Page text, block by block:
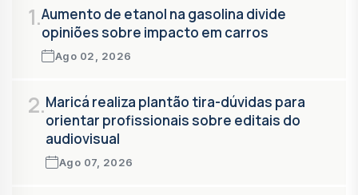
1.Aumento de etanol na gasolina divide
opiniões sobre impacto em carros
Ago 02, 2026
2.Maricá realiza plantão tira-dúvidas para
orientar profissionais sobre editais do
audiovisual
Ago 07, 2026